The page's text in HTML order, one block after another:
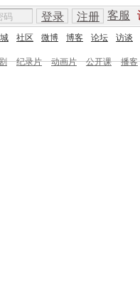
客服
登录 注册
社区 微博 博客 论坛 访谈
纪录片 动画片 公开课 播客